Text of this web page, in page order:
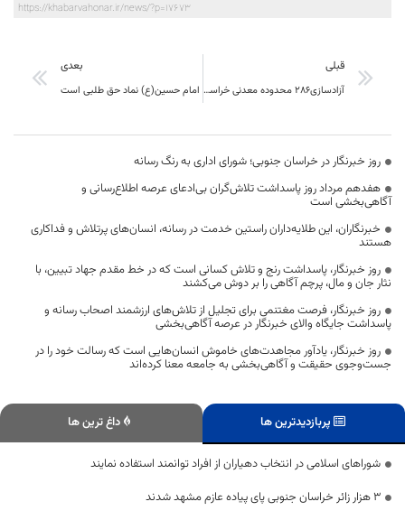
https://khabarvahonar.ir/news/?p=17673
قبلی
آزادسازی286 محدوده معدنی خراسان جنوبی از 25 شهریور ماه
بعدی
امام حسین(ع) نماد حق طلبی است
روز خبرنگار در خراسان جنوبی؛ شورای اداری به رنگ رسانه
هفدهم مرداد روز پاسداشت تلاش‌گران بی‌ادعای عرصه اطلاع‌رسانی و
آگاهی‌بخشی است
خبرنگاران، این طلایه‌داران راستین خدمت در رسانه، انسان‌های پرتلاش و فداکاری
هستند
روز خبرنگار، پاسداشت رنج و تلاش کسانی است که در خط مقدم جهاد تبیین، با
نثار جان و مال، پرچم آگاهی را بر دوش می‌کشند
روز خبرنگار، فرصت مغتنمی برای تجلیل از تلاش‌های ارزشمند اصحاب رسانه و
پاسداشت جایگاه والای خبرنگار در عرصه آگاهی‌بخشی
روز خبرنگار، یادآور مجاهدت‌های خاموش انسان‌هایی است که رسالت خود را در
جست‌وجوی حقیقت و آگاهی‌بخشی به جامعه معنا کرده‌اند
پربازدیدترین ها داغ ترین ها
شوراهای اسلامی در انتخاب دهیاران از افراد توانمند استفاده نمایند
۳ هزار زائر خراسان جنوبی پای پیاده عازم مشهد شدند